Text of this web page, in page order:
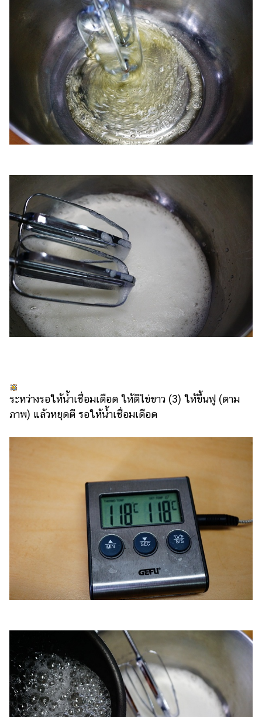
ระหว่างรอให้น้ำเชื่อมเดือด ให้ตีไข่ขาว (3) ให้ขึ้นฟู (ตาม
ภาพ) แล้วหยุดตี รอให้น้ำเชื่อมเดือด